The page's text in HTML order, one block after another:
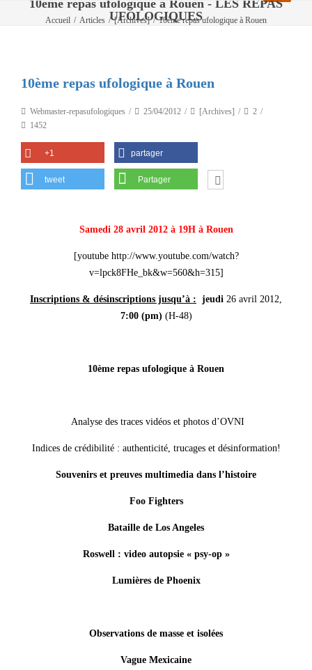
10ème repas ufologique à Rouen - LES REPAS
UFOLOGIQUES
Accueil / Articles / [Archives] / 10ème repas ufologique à Rouen
10ème repas ufologique à Rouen
Webmaster-repasufologiques 25/04/2012 [Archives]
2
1452
+1 partager
tweet Partager
Samedi 28 avril 2012 à 19H à Rouen
[youtube http://www.youtube.com/watch?
v=lpck8FHe_bk&w=560&h=315]
Inscriptions & désinscriptions jusqu’à : jeudi 26 avril 2012,
7:00 (pm) (H-48)
10ème repas ufologique à Rouen
Analyse des traces vidéos et photos d’OVNI
Indices de crédibilité : authenticité, trucages et désinformation!
Souvenirs et preuves multimedia dans l’histoire
Foo Fighters
Bataille de Los Angeles
Roswell : video autopsie « psy-op »
Lumières de Phoenix
Observations de masse et isolées
Vague Mexicaine